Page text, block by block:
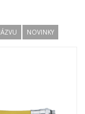
NOVINKY